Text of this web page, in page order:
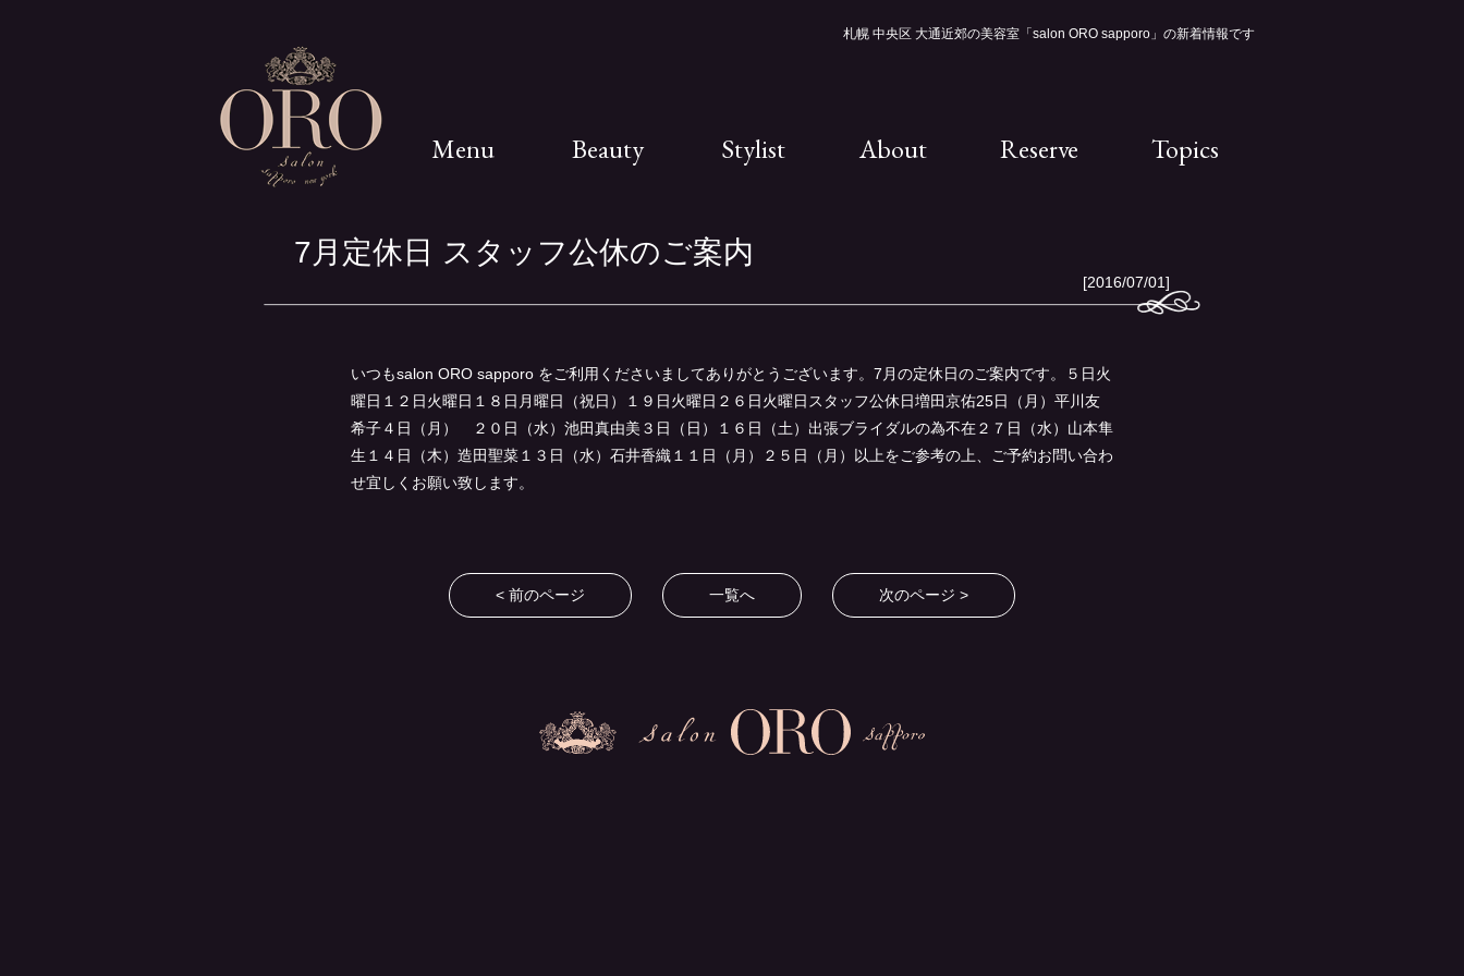
札幌 中央区 大通近郊の美容室「salon ORO sapporo」の新着情報です
Menu Beauty Stylist About Reserve Topics
7月定休日 スタッフ公休のご案内
[2016/07/01]
いつもsalon ORO sapporo をご利用くださいましてありがとうございます。7月の定休日のご案内です。５日火
曜日１２日火曜日１８日月曜日（祝日）１９日火曜日２６日火曜日スタッフ公休日増田京佑25日（月）平川友
希子４日（月） ２０日（水）池田真由美３日（日）１６日（土）出張ブライダルの為不在２７日（水）山本隼
生１４日（木）造田聖菜１３日（水）石井香織１１日（月）２５日（月）以上をご参考の上、ご予約お問い合わ
せ宜しくお願い致します。
< 前のページ 一覧へ 次のページ >